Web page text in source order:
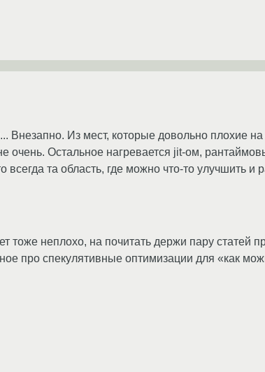
Внезапно. Из мест, которые довольно плохие на
очень. Остальное нагревается jit-ом,
та область, где можно что-то улучшить и
тоже неплохо, на почитать держи пару статей
про спекулятивные оптимизации для «как